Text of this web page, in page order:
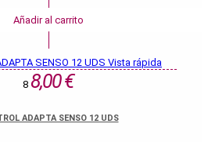
Añadir al carrito
Vista rápida
8 8,00 €
ADAPTA SENSO 12 UDS